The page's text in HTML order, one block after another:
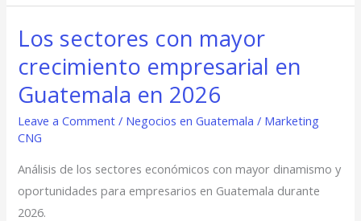
Los sectores con mayor
crecimiento empresarial en
Guatemala en 2026
Leave a Comment / Negocios en Guatemala / Marketing
CNG
Análisis de los sectores económicos con mayor dinamismo y
oportunidades para empresarios en Guatemala durante
2026.
Los
sectores
con
mayor
crecimiento
empresarial
en
Guatemala
en